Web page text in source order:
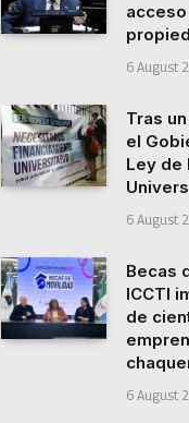
6 August
Tras
el
Ley de
6 August
Becas
ICCTI
de
6 August